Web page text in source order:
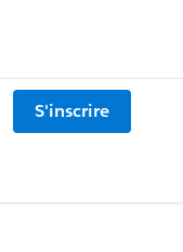
S'inscrire